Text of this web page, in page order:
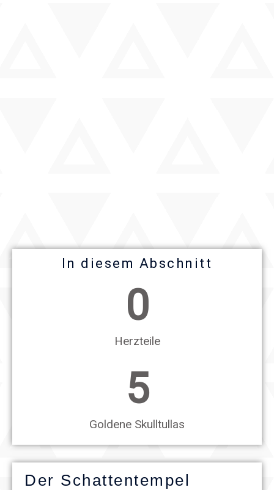
In diesem Abschnitt
Herzteile
0
Goldene Skulltullas
5
Der Schattentempel